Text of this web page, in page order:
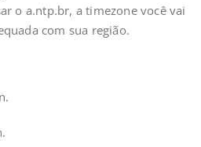
o a.ntp.br, a timezone você vai
com sua região.